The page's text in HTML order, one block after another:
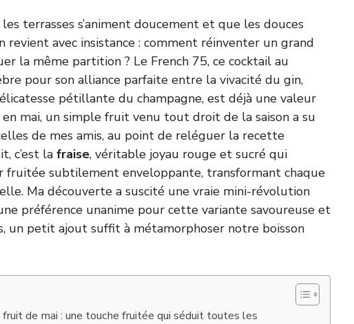
terrasses s’animent doucement et que les douces
revient avec insistance : comment réinventer un grand
la même partition ? Le French 75, ce cocktail au
pour son alliance parfaite entre la vivacité du gin,
pétillante du champagne, est déjà une valeur
mai, un simple fruit venu tout droit de la saison a su
de mes amis, au point de reléguer la recette
c’est la fraise, véritable joyau rouge et sucré qui
fruitée subtilement enveloppante, transformant chaque
Ma découverte a suscité une vraie mini-révolution
préférence unanime pour cette variante savoureuse et
un petit ajout suffit à métamorphoser notre boisson
de mai : une touche fruitée qui séduit toutes les